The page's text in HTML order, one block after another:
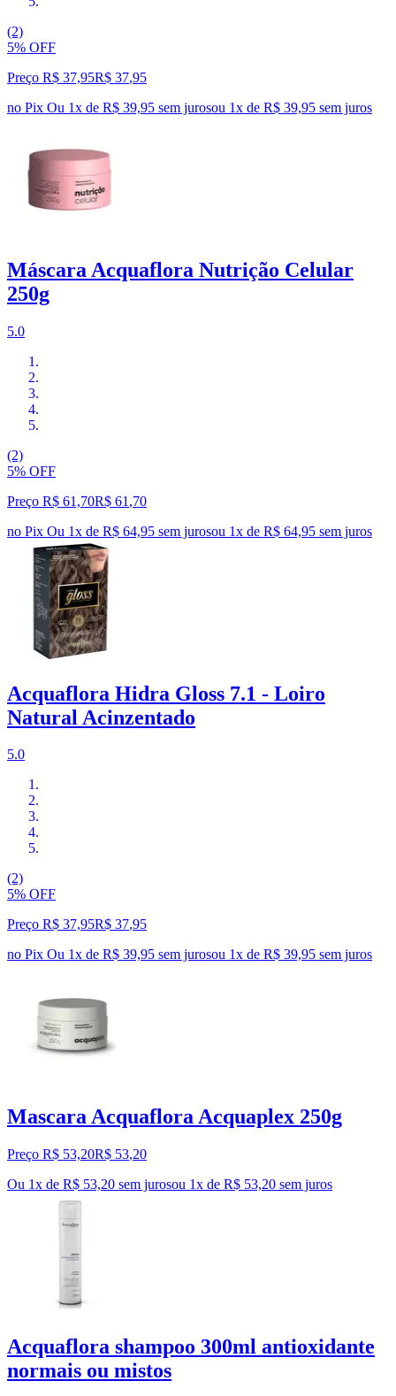
(2)
5% OFF
Preço R$ 37,95R$ 37,95
no Pix Ou 1x de R$ 39,95 sem jurosou 1x de R$ 39,95 sem juros
Máscara Acquaflora Nutrição Celular
250g
5.0
(2)
5% OFF
Preço R$ 61,70R$ 61 ,70
no Pix Ou 1x de R$ 64,95 sem jurosou 1x de R$ 64,95 sem juros
Acquaflora Hidra Gloss 7.1 - Loiro
Natural Acinzentado
5.0
(2)
5% OFF
Preço R$ 37,95R$ 37,95
no Pix Ou 1x de R$ 39,95 sem jurosou 1x de R$ 39,95 sem juros
Mascara Acquaflora Acquaplex 250g
Preço R$ 53,20R$ 53,20
Ou 1x de R$ 53,20 sem jurosou 1x de R$ 53,20 sem juros
Acquaflora shampoo 300ml antioxidante
normais ou mistos